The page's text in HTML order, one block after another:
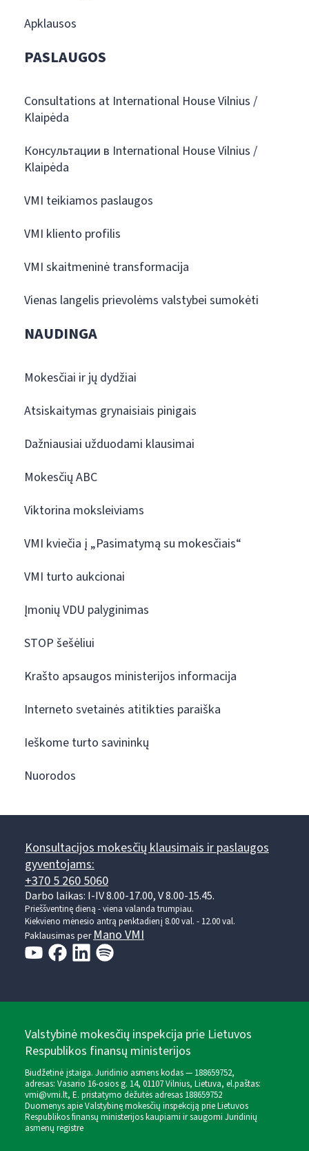
Apklausos
PASLAUGOS
Consultations at International House Vilnius /
Klaipėda
Консультации в International House Vilnius /
Klaipėda
VMI teikiamos paslaugos
VMI kliento profilis
VMI skaitmeninė transformacija
Vienas langelis prievolėms valstybei sumokėti
NAUDINGA
Mokesčiai ir jų dydžiai
Atsiskaitymas grynaisiais pinigais
Dažniausiai užduodami klausimai
Mokesčių ABC
Viktorina moksleiviams
VMI kviečia į „Pasimatymą su mokesčiais“
VMI turto aukcionai
Įmonių VDU palyginimas
STOP šešėliui
Krašto apsaugos ministerijos informacija
Interneto svetainės atitikties paraiška
Ieškome turto savininkų
Nuorodos
Konsultacijos mokesčių klausimais ir paslaugos
gyventojams:
+370 5 260 5060
Darbo laikas: I-IV 8.00-17.00, V 8.00-15.45.
Prieššventinę dieną - viena valanda trumpiau.
Kiekvieno mėnesio antrą penktadienį 8.00 val. - 12.00 val.
Paklausimas perMano VMI
Valstybinė mokesčių inspekcija prie Lietuvos
Respublikos finansų ministerijos
Biudžetinė įstaiga. Juridinio asmens kodas — 188659752,
adresas: Vasario 16-osios g. 14, 01107 Vilnius, Lietuva, el.paštas:
vmi@vmi.lt, E. pristatymo dėžutės adresas 188659752
Duomenys apie Valstybinę mokesčių inspekciją prie Lietuvos
Respublikos finansų ministerijos kaupiami ir saugomi Juridinių
asmenų registre